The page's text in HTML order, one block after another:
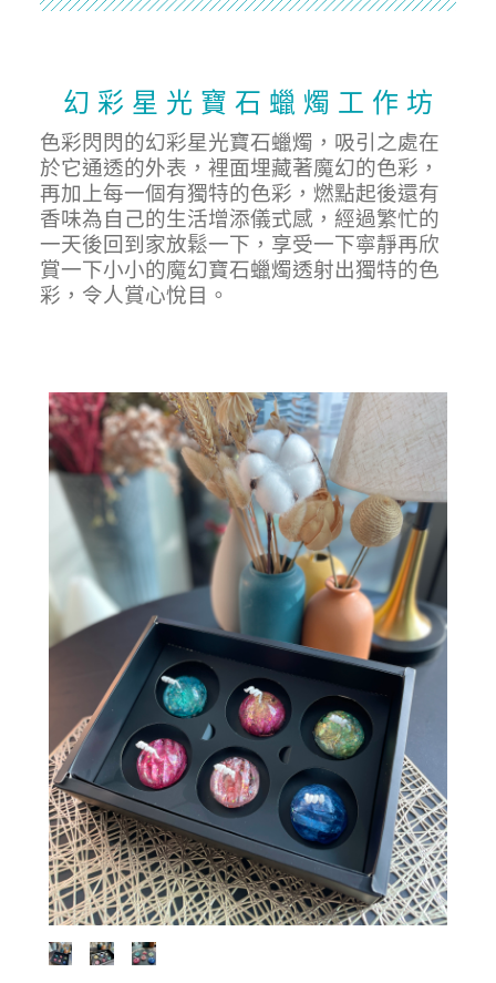
幻 彩 星 光 寶 石 蠟 燭 工 作 坊
色彩閃閃的幻彩星光寶石蠟燭，吸引之處在
於它通透的外表，裡面埋藏著魔幻的色彩，
再加上每一個有獨特的色彩，燃點起後還有
香味為自己的生活增添儀式感，經過繁忙的
一天後回到家放鬆一下，享受一下寧靜再欣
賞一下小小的魔幻寶石蠟燭透射出獨特的色
彩，令人賞心悅目。